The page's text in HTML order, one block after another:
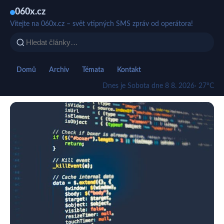
060x.cz
Vítejte na 060x.cz – svět vtipných SMS zpráv od operátora!
Domů Archiv Témata Kontakt
Dnes je Sobota dne 8 8. 2026· 27°C